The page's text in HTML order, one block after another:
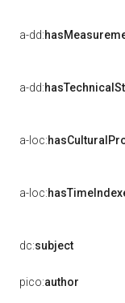
a-dd:
a-dd:
a-loc:
a-loc:
dc:subject
pico:author